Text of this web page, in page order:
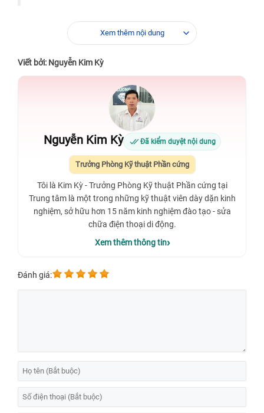
Xem thêm nội dung
Viết bởi: Nguyễn Kim Kỳ
Nguyễn Kim Kỳ Đã kiểm duyệt nội dung
Trưởng Phòng Kỹ thuật Phần cứng
Tôi là Kim Kỳ - Trưởng Phòng Kỹ thuật Phần cứng tại
Trung tâm là một trong những kỹ thuật viên dày dặn kinh
nghiệm, sở hữu hơn 15 năm kinh nghiệm đào tạo - sửa
chữa điện thoại di động.
Xem thêm thông tin
Đánh giá: